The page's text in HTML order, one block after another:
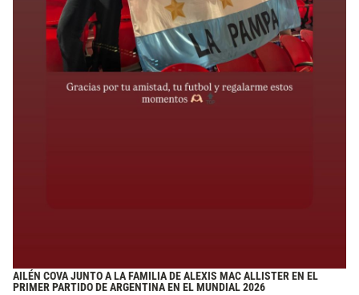
AILÉN COVA JUNTO A LA FAMILIA DE ALEXIS MAC ALLISTER EN EL
PRIMER PARTIDO DE ARGENTINA EN EL MUNDIAL 2026